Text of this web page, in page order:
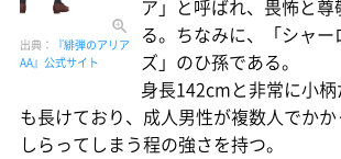
出典：
『緋弾のアリア
AA』公式サイト
ア」と呼ばれ、畏怖と
る。ちなみに、「シャ
ズ」のひ孫である。
身長142cmと非常に小
も長けており、成人男性が複数人でか
しらってしまう程の強さを持つ。